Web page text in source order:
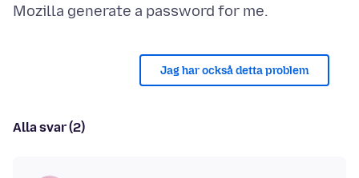
Jag har också detta problem
Alla svar (2)